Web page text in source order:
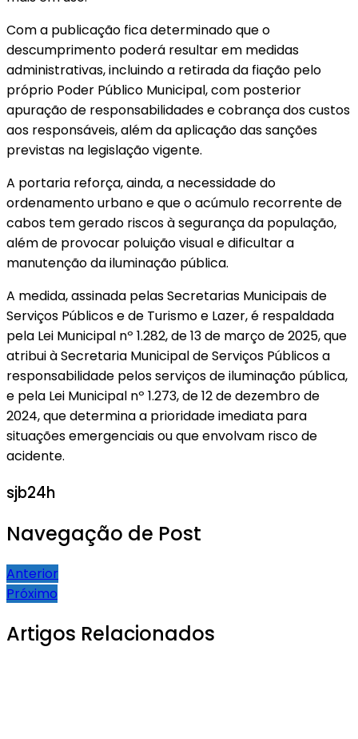
Com a publicação fica determinado que o
descumprimento poderá resultar em medidas
administrativas, incluindo a retirada da fiação pelo
próprio Poder Público Municipal, com posterior
apuração de responsabilidades e cobrança dos custos
aos responsáveis, além da aplicação das sanções
previstas na legislação vigente.
A portaria reforça, ainda, a necessidade do
ordenamento urbano e que o acúmulo recorrente de
cabos tem gerado riscos à segurança da população,
além de provocar poluição visual e dificultar a
manutenção da iluminação pública.
A medida, assinada pelas Secretarias Municipais de
Serviços Públicos e de Turismo e Lazer, é respaldada
pela Lei Municipal nº 1.282, de 13 de março de 2025, que
atribui à Secretaria Municipal de Serviços Públicos a
responsabilidade pelos serviços de iluminação pública,
e pela Lei Municipal nº 1.273, de 12 de dezembro de
2024, que determina a prioridade imediata para
situações emergenciais ou que envolvam risco de
acidente.
sjb24h
Navegação de Post
Anterior
Próximo
Artigos Relacionados